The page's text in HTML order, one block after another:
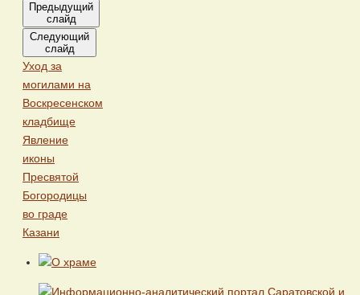
Предыдущий
слайд
Следующий
слайд
Уход за
могилами на
Воскресенском
кладбище
Явление
иконы
Пресвятой
Богородицы
во граде
Казани